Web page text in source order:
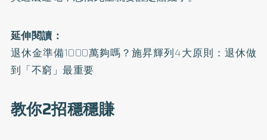
延伸閱讀：
退休金準備1000萬夠嗎？施昇輝列4大原則：退休做
到「不窮」最重要
教你2招穩穩賺